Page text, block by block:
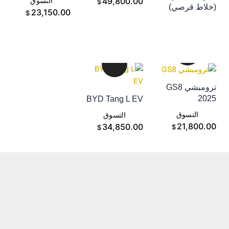
قرصي)
التسوق
$
$23,150.00
ترومبشي GS8
$
إضافة إلى سلة
التسوق
BYD Tang L EV
$34,850.00
إضافة إلى سلة
التسوق